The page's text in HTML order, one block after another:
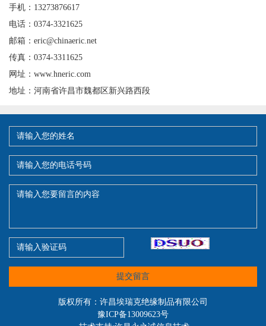
手机：13273876617
电话：0374-3321625
邮箱：eric@chinaeric.net
传真：0374-3311625
网址：www.hneric.com
地址：河南省许昌市魏都区新兴路西段
提交留言
版权所有：许昌埃瑞克绝缘制品有限公司
豫ICP备13009623号